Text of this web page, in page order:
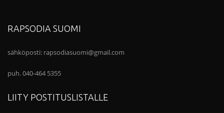
RAPSODIA SUOMI
sähköposti: rapsodiasuomi@gmail.com
puh. 040-464 5355
LIITY POSTITUSLISTALLE